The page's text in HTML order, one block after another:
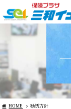
HOME 勧誘方針